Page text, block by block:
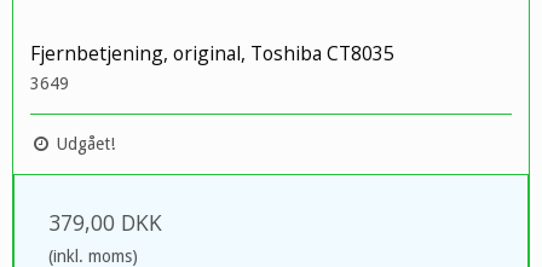
Fjernbetjening, original, Toshiba CT8035
3649
Udgået!
379,00 DKK
(inkl. moms)